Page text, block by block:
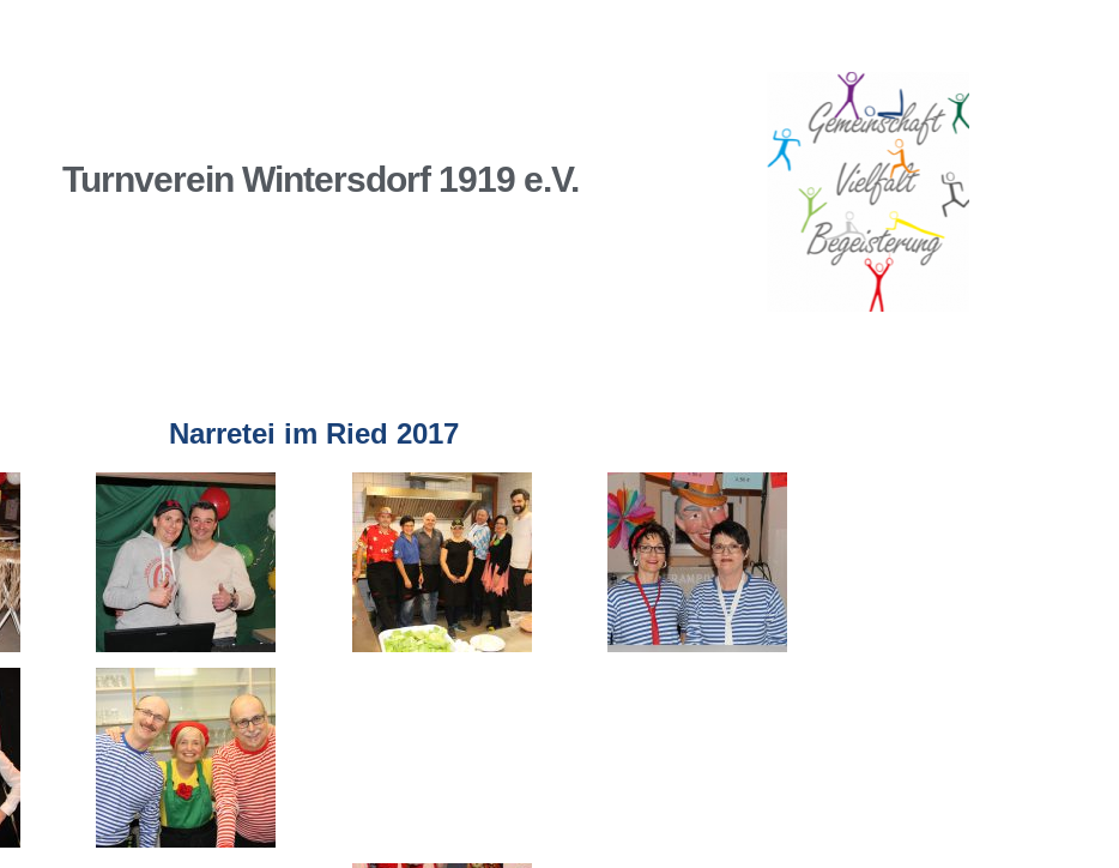
Turnverein Wintersdorf 1919 e.V.
Narretei im Ried 2017